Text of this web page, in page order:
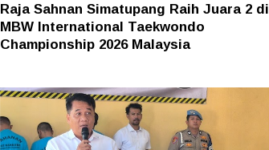
Raja Sahnan Simatupang Raih Juara 2 di
MBW International Taekwondo
Championship 2026 Malaysia